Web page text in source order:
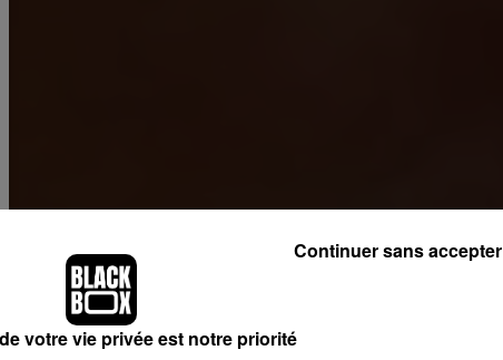
votre vie privée est notre priorité
Continuer sans accepter